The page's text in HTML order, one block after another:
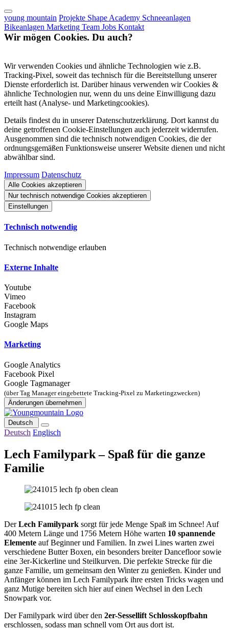
young mountain Projekte Shape Academy Schneeanlagen
Bikeanlagen Marketing Team Jobs Kontakt
Wir mögen Cookies. Du auch?
Wir verwenden Cookies und ähnliche Technologien wie z.B.
Tracking-Pixel, soweit das technisch für die Bereitstellung unserer
Dienste erforderlich ist. Darüber hinaus verwenden wir Cookies &
ähnliche Technologien nur, wenn du uns deine Einwilligung dazu
erteilt hast (Analyse- und Marketingcookies).
Details findest du in unserer Datenschutzerklärung. Dort kannst du
deine getroffenen Cookie-Einstellungen auch jederzeit widerrufen.
Ausgenommen sind die technisch notwendigen Cookies, die der
ordnungsgemäßen Funktionsweise unserer Website dienen und nicht
abwählbar sind.
Impressum Datenschutz
Alle Cookies akzeptieren
Nur technisch notwendige Cookies akzeptieren
Einstellungen
Technisch notwendig
Technisch notwendige erlauben
Externe Inhalte
Youtube
Vimeo
Facebook
Instagram
Google Maps
Marketing
Google Analytics
Facebook Pixel
Google Tagmanager
(über Tag Manager eingebettete Tracking-Pixel zu Marketingzwecken)
Änderungen übernehmen
Deutsch
Deutsch Englisch
Lech Familypark – Spaß für die ganze
Familie
DerLech Familypark sorgt für jede Menge Spaß im Schnee! Auf
400 Metern Länge und 1756 Metern Höhe warten 10 spannende
Elemente auf Beginner und Familien. In zwei Lines warten zwei
verschiedene Butter Boxen, ein besonders breiter Dancefloor sowie
eine 3er-Kickerline und Steilkurven. Die perfekte Strecke für die
ganze Familie, um gemeinsam den Winter zu genießen. Kinder und
Anfänger können im Lech Familypark ihre ersten Tricks wagen und
ganz Mutige bereiten sich hier auf einen Wechsel in den Lech
Snowpark vor.
Der Familypark wird über den 2er-Sessellift Schlosskopfbahn
erschlossen, sodass man schnell vom Ort aus dort ist.